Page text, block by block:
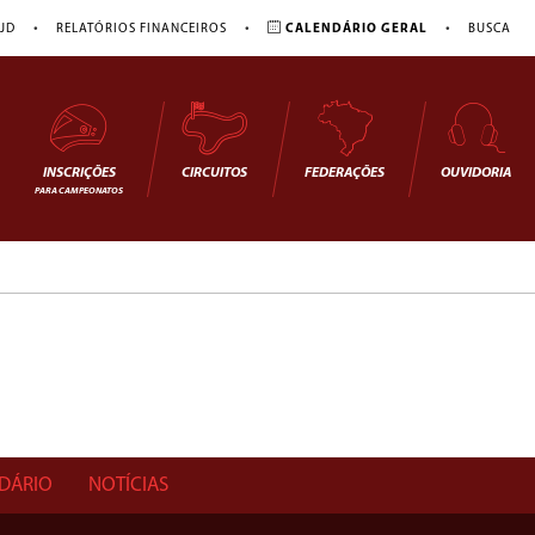
• RELATÓRIOS FINANCEIROS • CALENDÁRIO GERAL • BUSCA
INSCRIÇÕES
PARA CAMPEONATOS
CIRCUITOS FEDERAÇÕES OUVIDORIA
NOTÍCIAS